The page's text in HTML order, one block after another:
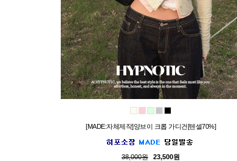
[MADE:자체제작]양브이 크롭 가디건[텐셀70%]
38,000원 23,500원